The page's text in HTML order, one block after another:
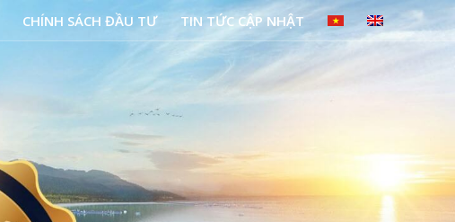
CHÍNH SÁCH ĐẦU TƯ TIN TỨC CẬP NHẬT